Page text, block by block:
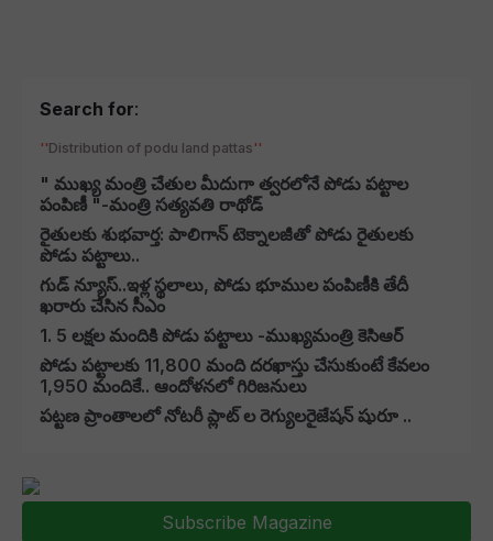
Search for:
Distribution of podu land pattas
" ముఖ్య మంత్రి చేతుల మీదుగా త్వరలోనే పోడు పట్టాల
పంపిణీ "-మంత్రి సత్యవతి రాథోడ్‌
రైతులకు శుభవార్త: పాలిగాన్ టెక్నాలజీతో పోడు రైతులకు
పోడు పట్టాలు..
గుడ్ న్యూస్..ఇళ్ల స్థలాలు, పోడు భూముల పంపిణీకి తేదీ
ఖరారు చేసిన సీఎం
1. 5 లక్షల మందికి పోడు పట్టాలు -ముఖ్యమంత్రి కెసిఆర్
పోడు పట్టాలకు 11,800 మంది దరఖాస్తు చేసుకుంటే కేవలం
1,950 మందికే.. ఆందోళనలో గిరిజనులు
పట్టణ ప్రాంతాలలో నోటరీ ప్లాట్ ల రెగ్యులరైజేషన్ షురూ ..
Subscribe Magazine